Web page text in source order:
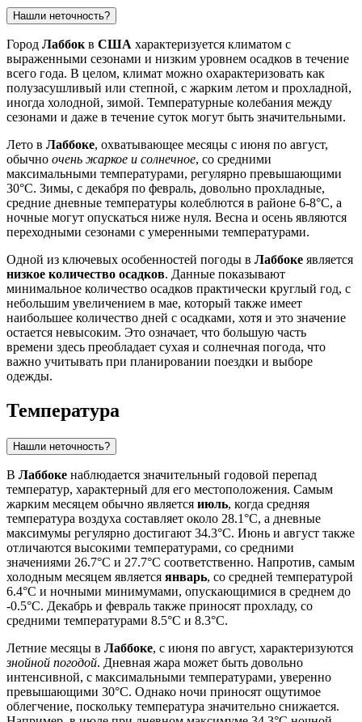
Нашли неточность?
Город Лаббок в США характеризуется климатом с
выраженными сезонами и низким уровнем осадков в течение
всего года. В целом, климат можно охарактеризовать как
полузасушливый или степной, с жарким летом и прохладной,
иногда холодной, зимой. Температурные колебания между
сезонами и даже в течение суток могут быть значительными.
Лето в Лаббоке, охватывающее месяцы с июня по август,
обычно очень жаркое и солнечное, со средними
максимальными температурами, регулярно превышающими
30°C. Зимы, с декабря по февраль, довольно прохладные,
средние дневные температуры колеблются в районе 6-8°C, а
ночные могут опускаться ниже нуля. Весна и осень являются
переходными сезонами с умеренными температурами.
Одной из ключевых особенностей погоды в Лаббоке является
низкое количество осадков. Данные показывают
минимальное количество осадков практически круглый год, с
небольшим увеличением в мае, который также имеет
наибольшее количество дней с осадками, хотя и это значение
остается невысоким. Это означает, что большую часть
времени здесь преобладает сухая и солнечная погода, что
важно учитывать при планировании поездки и выборе
одежды.
Температура
Нашли неточность?
В Лаббоке наблюдается значительный годовой перепад
температур, характерный для его местоположения. Самым
жарким месяцем обычно является июль, когда средняя
температура воздуха составляет около 28.1°C, а дневные
максимумы регулярно достигают 34.3°C. Июнь и август также
отличаются высокими температурами, со средними
значениями 26.7°C и 27.7°C соответственно. Напротив, самым
холодным месяцем является январь, со средней температурой
6.4°C и ночными минимумами, опускающимися в среднем до
-0.5°C. Декабрь и февраль также приносят прохладу, со
средними температурами 8.5°C и 8.3°C.
Летние месяцы в Лаббоке, с июня по август, характеризуются
знойной погодой. Дневная жара может быть довольно
интенсивной, с максимальными температурами, уверенно
превышающими 30°C. Однако ночи приносят ощутимое
облегчение, поскольку температура значительно снижается.